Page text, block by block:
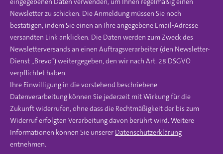
Newsletter zu schicken. Die Anmeldung müssen Sie noch
bestätigen, indem Sie einen an Ihre angegebene Email-Adresse
versandten Link anklicken. Die Daten werden zum Zweck des
Newsletterversands an einen Auftragsverarbeiter (den Newsletter-
Dienst „Brevo“) weitergegeben, den wir nach Art. 28 DSGVO
verpflichtet haben.
Ihre Einwilligung in die vorstehend beschriebene
Datenverarbeitung können Sie jederzeit mit Wirkung für die
Zukunft widerrufen, ohne dass die Rechtmäßigkeit der bis zum
Widerruf erfolgten Verarbeitung davon berührt wird. Weitere
Informationen können Sie unserer Datenschutzerklärung
entnehmen.